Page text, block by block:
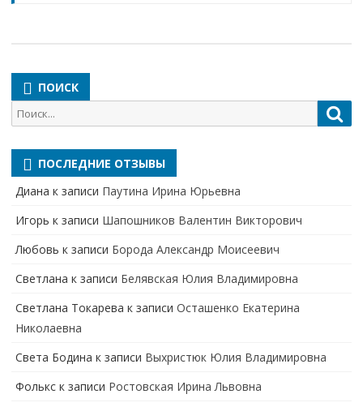
ПОИСК
Поиск
для:
ПОСЛЕДНИЕ ОТЗЫВЫ
Диана к записи Паутина Ирина Юрьевна
Игорь к записи Шапошников Валентин Викторович
Любовь к записи Борода Александр Моисеевич
Светлана к записи Белявская Юлия Владимировна
Cветлана Токарева к записи Осташенко Екатерина
Николаевна
Света Бодина к записи Выхристюк Юлия Владимировна
Фолькс к записи Ростовская Ирина Львовна